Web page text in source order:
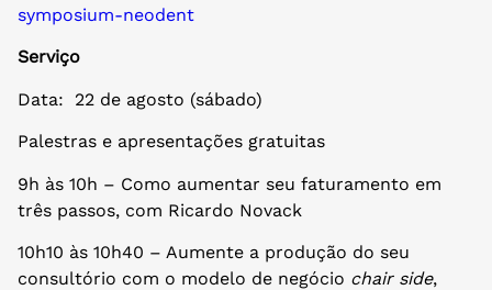
symposium-neodent
Serviço
Data: 22 de agosto (sábado)
Palestras e apresentações gratuitas
9h às 10h – Como aumentar seu faturamento em
três passos, com Ricardo Novack
10h10 às 10h40 – Aumente a produção do seu
consultório com o modelo de negócio chair side,